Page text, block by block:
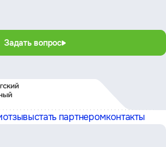
Задать вопрос
отзывыстать партнеромконтакты